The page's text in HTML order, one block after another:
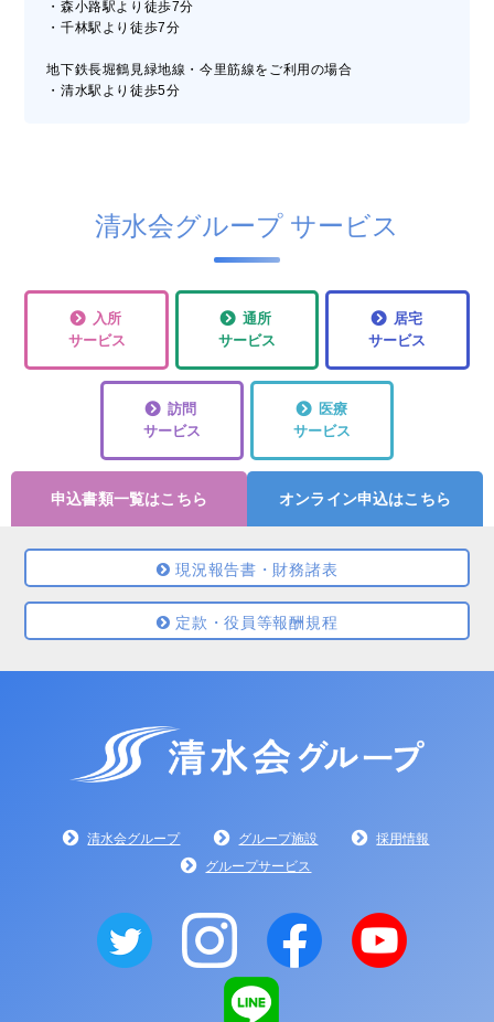
申込書類一覧はこちら オンライン申込はこちら
・森小路駅より徒歩7分
・千林駅より徒歩7分
地下鉄長堀鶴見緑地線・今里筋線をご利用の場合
・清水駅より徒歩5分
清水会グループ サービス
入所
サービス
通所
サービス
居宅
サービス
訪問
サービス
医療
サービス
現況報告書・財務諸表
定款・役員等報酬規程
清水会グループ グループ施設
採用情報
グループサービス